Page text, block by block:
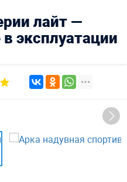
лайт —
эксплуатации